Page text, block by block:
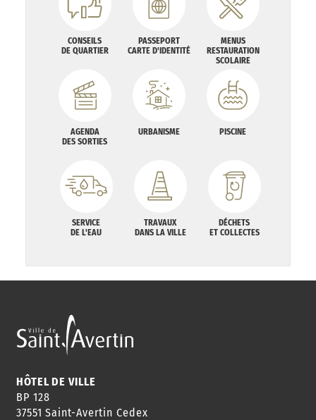
CONSEILS
DE QUARTIER
PASSEPORT
CARTE D'IDENTITÉ
MENUS
RESTAURATION
SCOLAIRE
AGENDA
DES SORTIES
URBANISME PISCINE
SERVICE
DE L'EAU
TRAVAUX
DANS LA VILLE
DÉCHETS
ET COLLECTES
HÔTEL DE VILLE
BP 128
37551 Saint-Avertin Cedex